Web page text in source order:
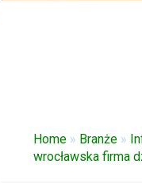
Home » Branże »
wrocławska firma